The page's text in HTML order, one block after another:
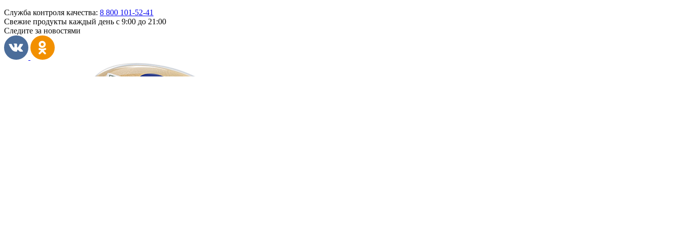
Служба контроля качества: 8 800 101-52-41
Свежие продукты каждый день с 9:00 до 21:00
Следите за новостями